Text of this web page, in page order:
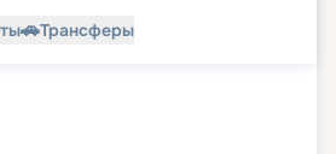
🚗Трансферы